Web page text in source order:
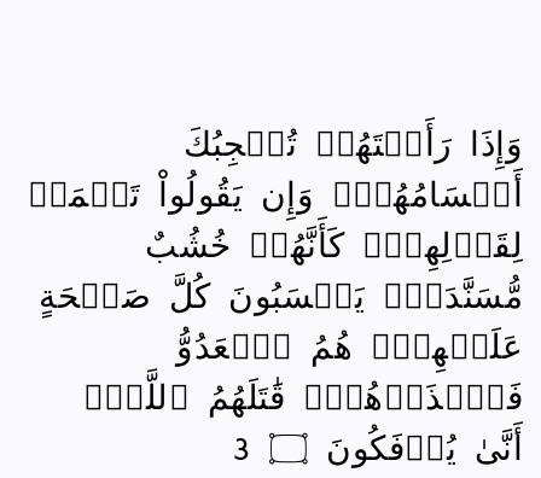
وَإِذَا رَأَيۡتَهُمۡ تُعۡجِبُكَ
أَجۡسَامُهُمۡۖ وَإِن يَقُولُواْ تَسۡمَعۡ
لِقَوۡلِهِمۡۖ كَأَنَّهُمۡ خُشُبٌ
مُّسَنَّدَةٌۖ يَحۡسَبُونَ كُلَّ صَيۡحَةٍ
عَلَيۡهِمۡۚ هُمُ ٱلۡعَدُوُّ
فَٱحۡذَرۡهُمۡۚ قَٰتَلَهُمُ ٱللَّهُۖ
أَنَّىٰ يُؤۡفَكُونَ ۝ 3